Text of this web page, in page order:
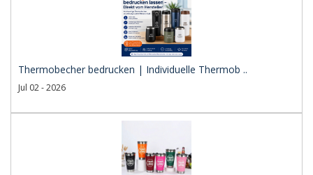
Thermobecher bedrucken | Individuelle Thermob ..
Jul 02 - 2026